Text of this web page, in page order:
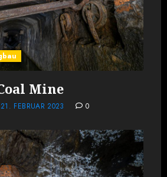
Mine
21. FEBRUAR 2023 0